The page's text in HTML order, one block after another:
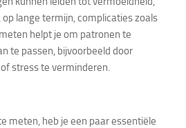
lange termijn, complicaties zoals
helpt je om patronen te
te passen, bijvoorbeeld door
stress te verminderen.
meten, heb je een paar essentiële